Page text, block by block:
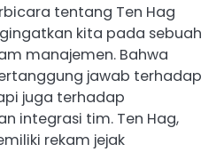
tentang Ten Hag
kita pada sebuah
manajemen. Bahwa
jawab terhadap
juga terhadap
integrasi tim. Ten Hag,
rekam jejak